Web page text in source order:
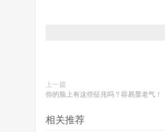
上一篇
你的脸上有这些征兆吗？容易显老气！
相关推荐